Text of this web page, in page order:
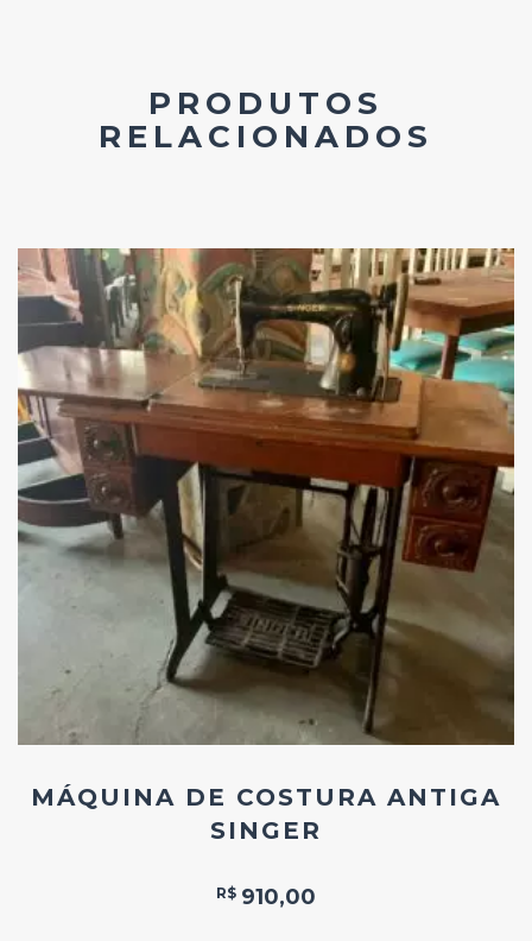
PRODUTOS
RELACIONADOS
Add
ao
Favoritos
MÁQUINA DE COSTURA ANTIGA
SINGER
R$ 910,00